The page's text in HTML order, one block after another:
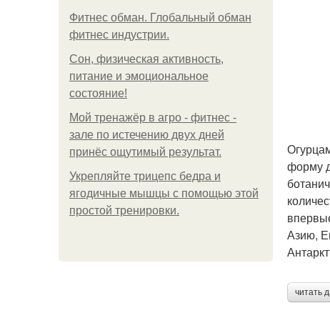
Фитнес обман. Глобальный обман
фитнес индустрии.
Сон, физическая активность,
питание и эмоциональное
состояние!
Мой тренажёр в агро - фитнес -
зале по истечению двух дней
принёс ощутимый результат.
Укрепляйте трицепс бедра и
ягодичные мышцы с помощью этой
простой тренировки.
форму
Азию,
читать